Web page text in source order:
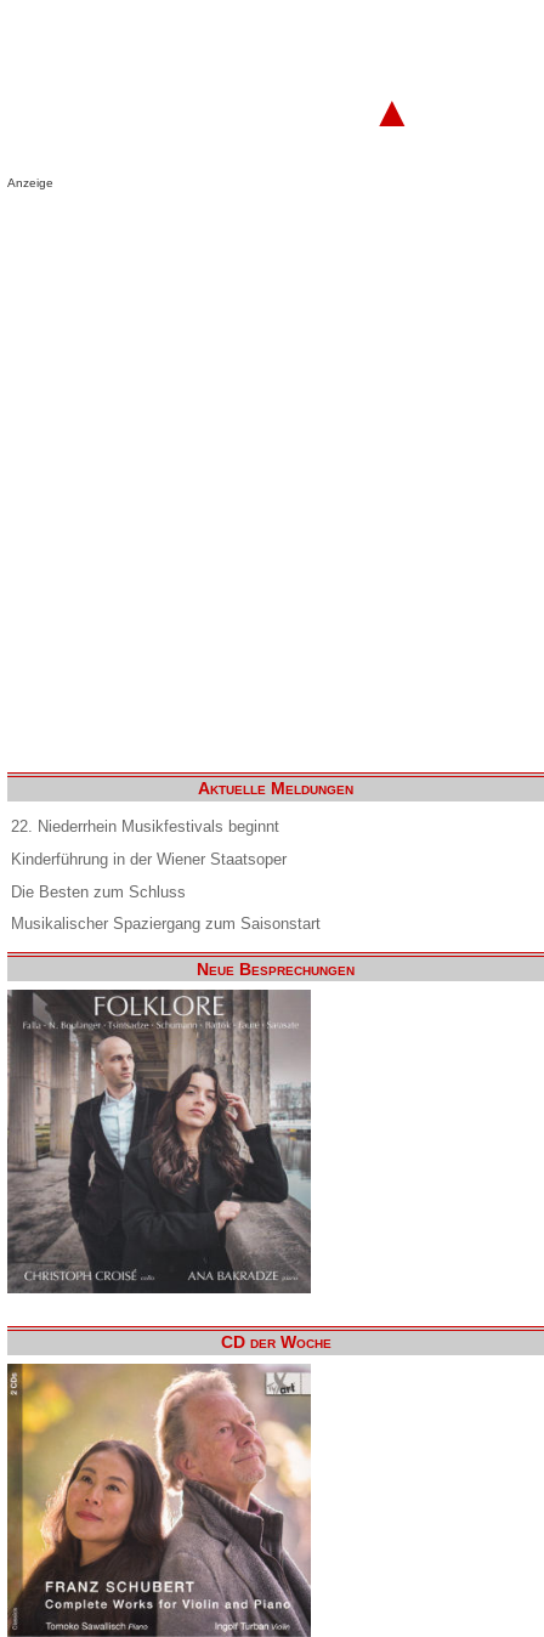
▲
Anzeige
Aktuelle Meldungen
22. Niederrhein Musikfestivals beginnt
Kinderführung in der Wiener Staatsoper
Die Besten zum Schluss
Musikalischer Spaziergang zum Saisonstart
Neue Besprechungen
CD der Woche